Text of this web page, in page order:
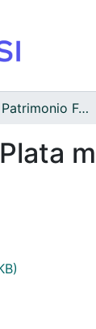
Archivo del Patrimonio Fotográfico y Fílmico del Valle del Cauca